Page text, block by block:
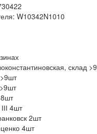
W10342N1010
склад >9
шт
шт
шт
4шт
2шт
4шт